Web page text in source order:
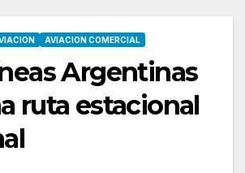
AVIACION COMERCIAL
Argentinas
ruta estacional